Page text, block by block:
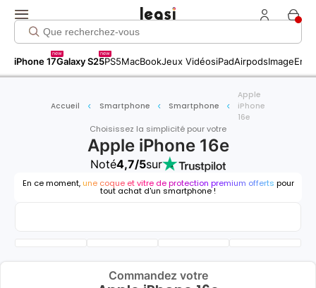
iPhone 17
new
Galaxy S25
new
PS5MacBookJeux VidéosiPadAirpodsImage
Accueil Smartphone Smartphone
Apple
iPhone
16e
Choisissez la simplicité pour votre
Apple iPhone 16e
Noté4,7/5sur
En ce moment, une coque et vitre de protection premium offerts pour
tout achat d'un smartphone !
Commandez votre